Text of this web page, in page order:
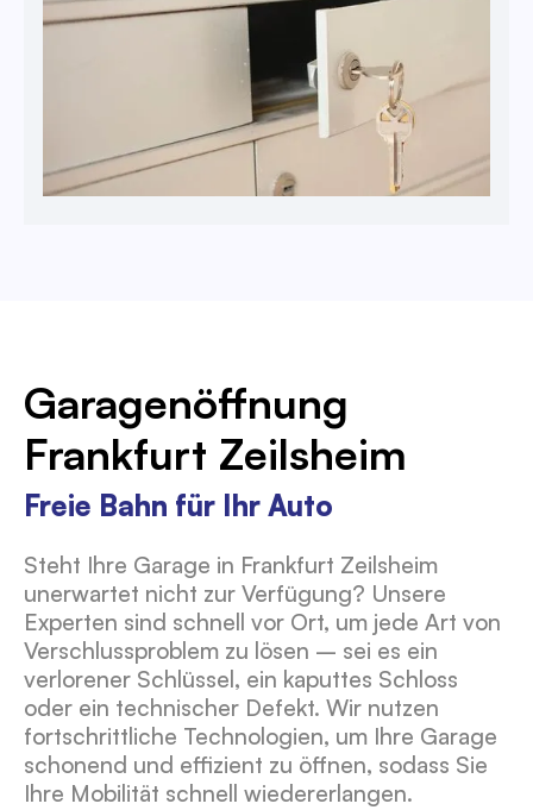
Garagenöffnung
Frankfurt Zeilsheim
Freie Bahn für Ihr Auto
Steht Ihre Garage in Frankfurt Zeilsheim
unerwartet nicht zur Verfügung? Unsere
Experten sind schnell vor Ort, um jede Art von
Verschlussproblem zu lösen – sei es ein
verlorener Schlüssel, ein kaputtes Schloss
oder ein technischer Defekt. Wir nutzen
fortschrittliche Technologien, um Ihre Garage
schonend und effizient zu öffnen, sodass Sie
Ihre Mobilität schnell wiedererlangen.